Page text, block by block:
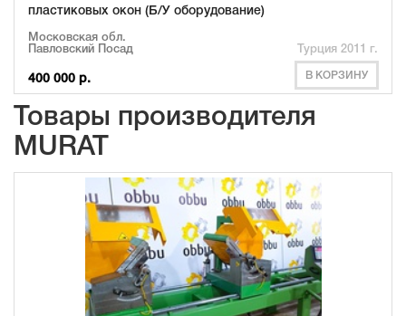
пластиковых окон (Б/У оборудование)
Московская обл.
Павловский Посад
Турция 2011 г.
400 000 р. В КОРЗИНУ
Товары производителя
MURAT